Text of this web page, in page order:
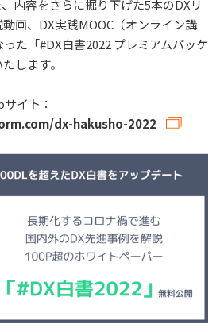
内容をさらに掘り下げた5本のDXリ
画、DX実践MOOC（オンライン講
た「#DX白書2022 プレミアムパッケ
します。
イト：
dx-hakusho-2022